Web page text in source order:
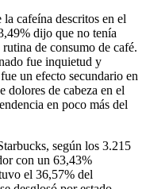
la cafeína descritos en el
dijo que no tenía
de consumo de café.
fue inquietud y
un efecto secundario en
dolores de cabeza en el
en poco más del
según los 3.215
con un 63,43%
el 36,57% del